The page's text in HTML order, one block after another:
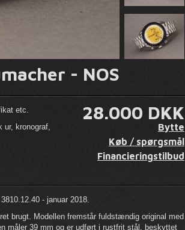
- NOS
etc.
ur, kronograf,
28.000 DKK
Bytte
Køb / spørgsmål
Financieringstilbud
- januar 2018.
brugt. Modellen fremstår fuldstændig original med
måler 39 mm og er udført i rustfrit stål, beskyttet